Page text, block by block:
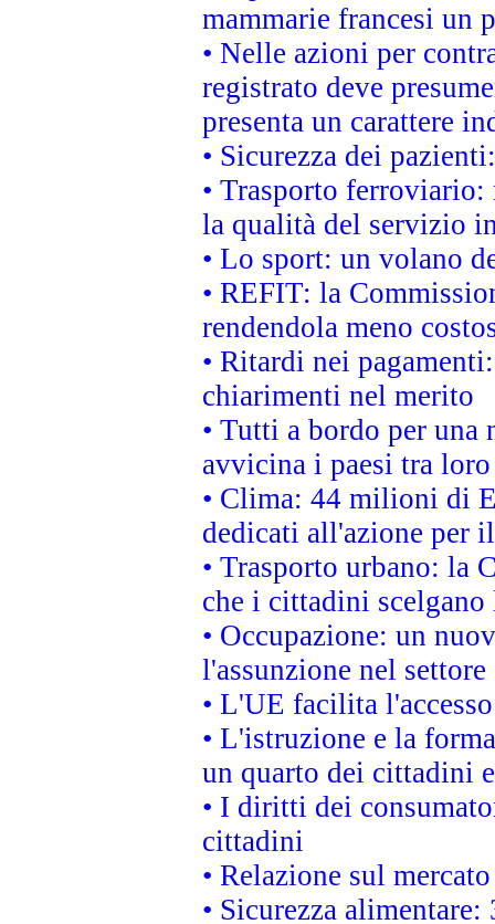
mammarie francesi un
• Nelle azioni per
registrato deve
presenta un carattere
• Sicurezza dei
• Trasporto
la qualità del servizio
• Lo sport: un volano
• REFIT: la
rendendola meno
• Ritardi nei
chiarimenti nel merito
• Tutti a bordo per una
avvicina i paesi tra loro
• Clima: 44 milioni di
dedicati all'azione per
• Trasporto urbano: la
che i cittadini
• Occupazione: un
l'assunzione nel
• L'UE facilita
• L'istruzione e la
un quarto dei cittadini
• I diritti dei
cittadini
• Relazione sul
• Sicurezza